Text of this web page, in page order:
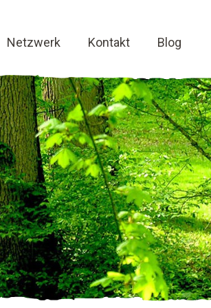
Netzwerk Kontakt Blog